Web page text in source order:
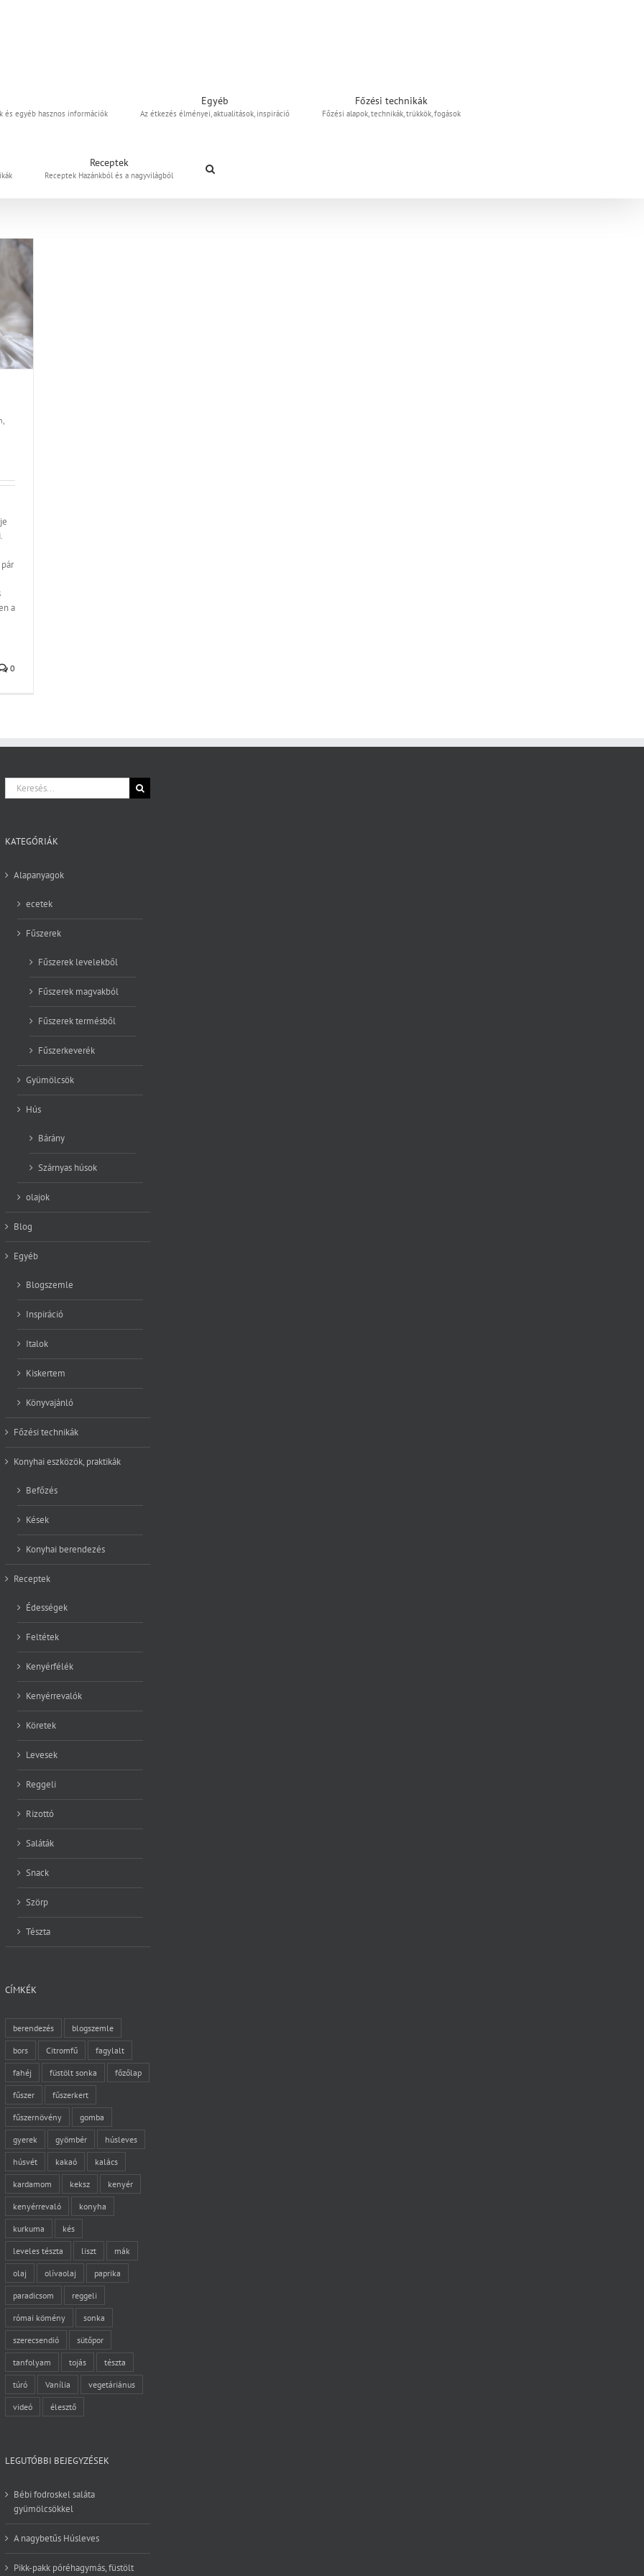
és egyéb hasznos információk
Egyéb
Az étkezés élményei, aktualitások, inspiráció
Főzési technikák
Főzési alapok, technikák, trükkök, fogások
Receptek
Receptek Hazánkból és a nagyvilágból
a
0
Keresés...
KATEGÓRIÁK
Alapanyagok
ecetek
Fűszerek
Fűszerek levelekből
Fűszerek magvakból
Fűszerek termésből
Fűszerkeverék
Gyümölcsök
Hús
Bárány
Szárnyas húsok
olajok
Blog
Egyéb
Blogszemle
Inspiráció
Italok
Kiskertem
Könyvajánló
Főzési technikák
Konyhai eszközök, praktikák
Befőzés
Kések
Konyhai berendezés
Receptek
Édességek
Feltétek
Kenyérfélék
Kenyérrevalók
Köretek
Levesek
Reggeli
Rizottó
Saláták
Snack
Szörp
Tészta
CÍMKÉK
berendezés blogszemle
bors Citromfű fagylalt
fahéj füstölt sonka főzőlap
fűszer fűszerkert
fűszernövény gomba
gyerek gyömbér húsleves
húsvét kakaó kalács
kardamom keksz kenyér
kenyérrevaló konyha
kurkuma kés
leveles tészta liszt mák
olaj olívaolaj paprika
paradicsom reggeli
római kömény sonka
szerecsendió sütőpor
tanfolyam tojás tészta
túró Vanília vegetáriánus
videó élesztő
LEGUTÓBBI BEJEGYZÉSEK
Bébi fodroskel saláta
gyümölcsökkel
A nagybetűs Húsleves
Pikk-pakk póréhagymás, füstölt